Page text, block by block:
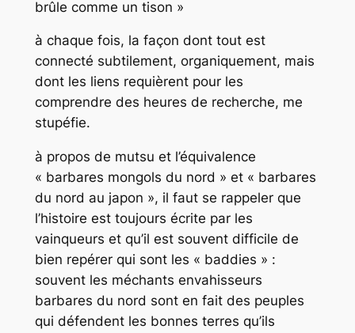
brûle comme un tison »
à chaque fois, la façon dont tout est
connecté subtilement, organiquement, mais
dont les liens requièrent pour les
comprendre des heures de recherche, me
stupéfie.
à propos de mutsu et l’équivalence
« barbares mongols du nord » et « barbares
du nord au japon », il faut se rappeler que
l’histoire est toujours écrite par les
vainqueurs et qu’il est souvent difficile de
bien repérer qui sont les « baddies » :
souvent les méchants envahisseurs
barbares du nord sont en fait des peuples
qui défendent les bonnes terres qu’ils